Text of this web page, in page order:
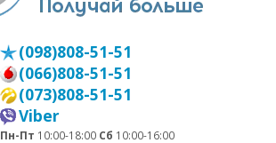
(098)808-51-51
(066)808-51-51
(073)808-51-51
Viber
Пн-Пт 10:00-18:00 Сб 10:00-16:00